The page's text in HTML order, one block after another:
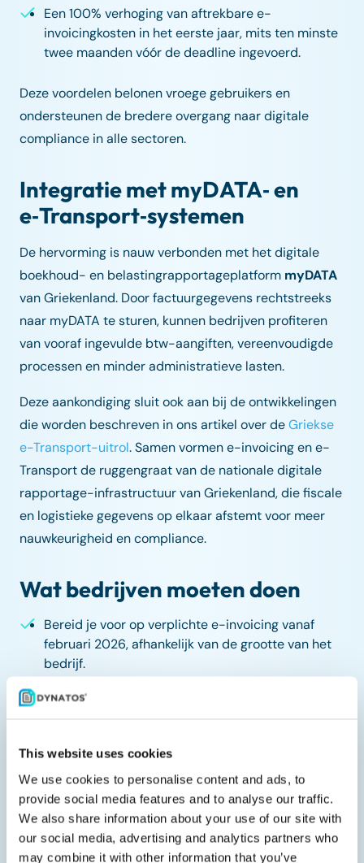
This website uses cookies
We use cookies to personalise content and ads, to
provide social media features and to analyse our traffic.
We also share information about your use of our site with
our social media, advertising and analytics partners who
may combine it with other information that you’ve
Een 100% verhoging van aftrekbare e-
invoicingkosten in het eerste jaar, mits ten minste
twee maanden vóór de deadline ingevoerd.
Deze voordelen belonen vroege gebruikers en
ondersteunen de bredere overgang naar digitale
compliance in alle sectoren.
Integratie met myDATA‑ en
e‑Transport‑systemen
De hervorming is nauw verbonden met het digitale
boekhoud- en belastingrapportageplatform myDATA
van Griekenland. Door factuurgegevens rechtstreeks
naar myDATA te sturen, kunnen bedrijven profiteren
van vooraf ingevulde btw-aangiften, vereenvoudigde
processen en minder administratieve lasten.
Deze aankondiging sluit ook aan bij de ontwikkelingen
die worden beschreven in ons artikel over deGriekse
e-Transport-uitrol. Samen vormen e-invoicing en e-
Transport de ruggengraat van de nationale digitale
rapportage-infrastructuur van Griekenland, die fiscale
en logistieke gegevens op elkaar afstemt voor meer
nauwkeurigheid en compliance.
Wat bedrijven moeten doen
Bereid je voor op verplichte e-invoicing vanaf
februari 2026, afhankelijk van de grootte van het
bedrijf.
Controleer of ERP- en boekhoudsystemen
Overweeg vroege implementatie om te profiteren
van fiscale voordelen en een soepelere overgang.
Blijf op de hoogte van technische richtlijnen van
de IAPR en het Ministerie van Economie.